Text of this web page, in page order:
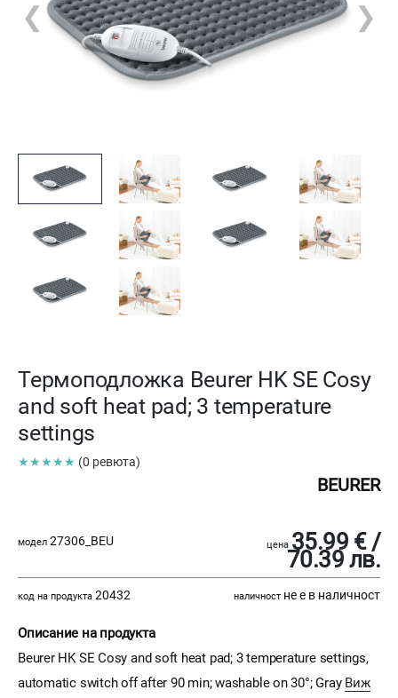
❮ ❯
Термоподложка Beurer HK SE Cosy
and soft heat pad; 3 temperature
settings
★★★★★ (0 ревюта)
BEURER
модел 27306_BEU цена 35.99 € /
70.39 лв.
код на продукта 20432 наличност не е в наличност
Описание на продукта
Beurer HK SE Cosy and soft heat pad; 3 temperature settings,
automatic switch off after 90 min; washable on 30°; Gray Виж